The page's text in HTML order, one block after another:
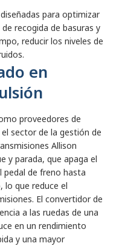
para optimizar
recogida de basuras y
reducir los niveles de
en
proveedores de
sector de la gestión de
Allison
y parada, que apaga el
de freno hasta
lo que reduce el
El convertidor de
a las ruedas de una
en un rendimiento
y una mayor